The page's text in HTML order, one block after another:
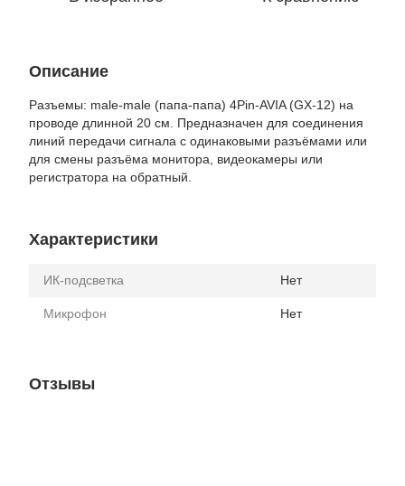
Описание
Разъемы: male-male (папа-папа) 4Pin-AVIA (GX-12) на
проводе длинной 20 см. Предназначен для соединения
линий передачи сигнала с одинаковыми разъёмами или
для смены разъёма монитора, видеокамеры или
регистратора на обратный.
Характеристики
ИК-подсветка Нет
Микрофон Нет
Отзывы